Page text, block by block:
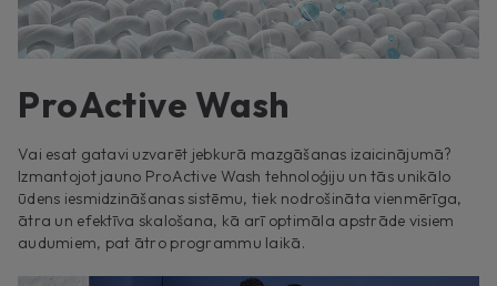
ProActive Wash
Vai esat gatavi uzvarēt jebkurā mazgāšanas izaicinājumā?
Izmantojot jauno ProActive Wash tehnoloģiju un tās unikālo
ūdens iesmidzināšanas sistēmu, tiek nodrošināta vienmērīga,
ātra un efektīva skalošana, kā arī optimāla apstrāde visiem
audumiem, pat ātro programmu laikā.